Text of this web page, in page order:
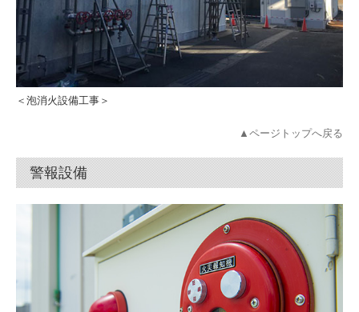
＜泡消火設備工事＞
▲ページトップへ戻る
警報設備